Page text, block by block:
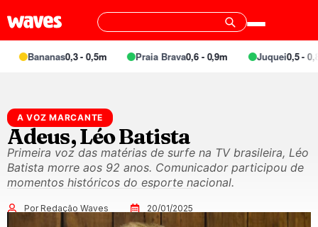
Bananas0,3 - 0,5m Praia Brava0,6 - 0,9m Juquei0,5 - 0,8m
A VOZ MARCANTE
Adeus, Léo Batista
Primeira voz das matérias de surfe na TV brasileira, Léo
Batista morre aos 92 anos. Comunicador participou de
momentos históricos do esporte nacional.
Por Redação Waves 20/01/2025